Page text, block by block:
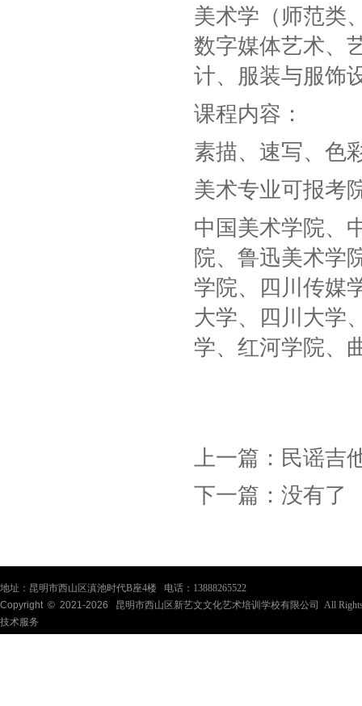
美术学（师范类
数字媒体艺术、
计、服装与服饰
课程内容：
素描、速写、色
美术专业可报考
中国美术学院、
院、鲁迅美术学
学院、四川传媒
大学、四川大学
学、红河学院、
上一篇： 民谣吉
下一篇： 没有了
地址：昆明市西山区滇池时代B座4楼 电话：13888265522
Copyright © 2021-2026
昆明市西山区新艺文文化艺术培训学校有限公司 All
技术服务